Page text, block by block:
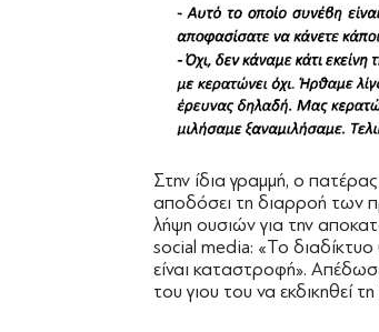
Στην ίδια γραμμή, ο
αποδόσει τη διαρροή των
λήψη ουσιών για την
social media: «Το
είναι καταστροφή».
του γιου του να εκδικηθεί